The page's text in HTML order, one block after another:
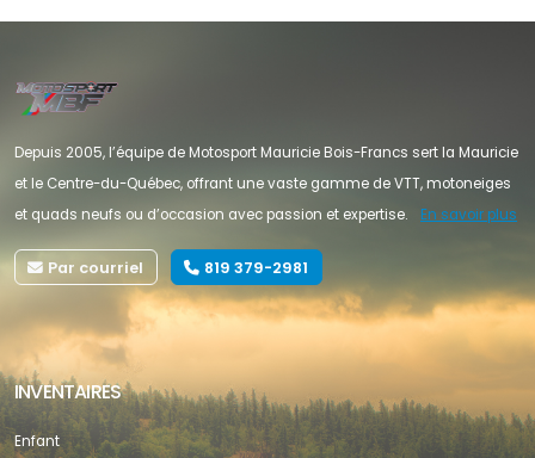
Depuis 2005, l’équipe de Motosport Mauricie Bois-Francs sert la Mauricie
et le Centre-du-Québec, offrant une vaste gamme de VTT, motoneiges
et quads neufs ou d’occasion avec passion et expertise.
En savoir plus
Par courriel 819 379-2981
INVENTAIRES
Enfant